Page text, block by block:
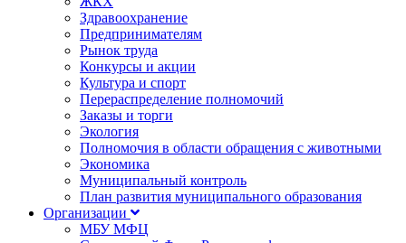
Здравоохранение
Предпринимателям
Рынок труда
Конкурсы и акции
Культура и спорт
Перераспределение полномочий
Заказы и торги
Экология
Полномочия в области обращения с животными
Экономика
Муниципальный контроль
План развития муниципального образования
Организации
МБУ МФЦ